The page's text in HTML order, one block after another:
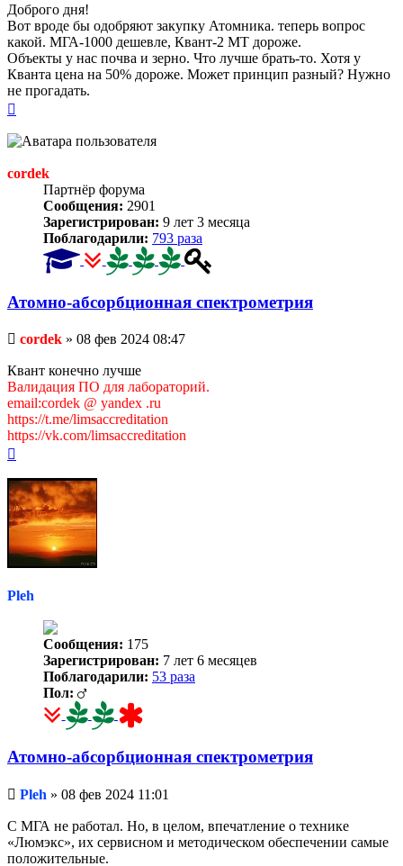
Доброго дня!
Вот вроде бы одобряют закупку Атомника. теперь вопрос
какой. МГА-1000 дешевле, Квант-2 МТ дороже.
Объекты у нас почва и зерно. Что лучше брать-то. Хотя у
Кванта цена на 50% дороже. Может принцип разный? Нужно
не прогадать.
началу
cordek
Партнёр форума
Сообщения: 2901
Зарегистрирован: 9 лет 3 месяца
Поблагодарили: 793 раза
Атомно-абсорбционная спектрометрия
Непрочитанное
cordek » 08 фев 2024 08:47
Квант конечно лучше
Валидация ПО для лабораторий.
email:cordek @ yandex .ru
https://t.me/limsaccreditation
https://vk.com/limsaccreditation
началу
Pleh
Сообщения: 175
Зарегистрирован: 7 лет 6 месяцев
Поблагодарили: 53 раза
Пол:
Атомно-абсорбционная спектрометрия
Непрочитанное
сообщение
Pleh » 08 фев 2024 11:01
С МГА не работал. Но, в целом, впечатление о технике
«Люмэкс», их сервисном и методическом обеспечении самые
положительные.